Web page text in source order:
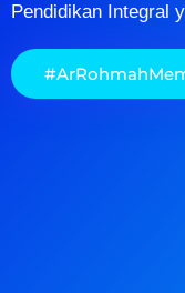
Pendidikan Integral